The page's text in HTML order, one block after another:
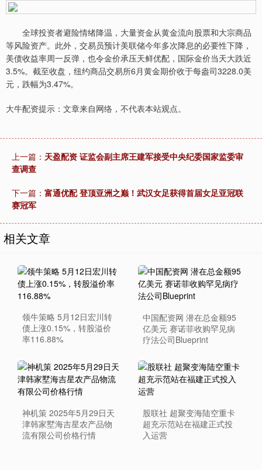
全球投资者避险情绪降温，大量资金从黄金流向股票和大宗商品
等风险资产。此外，交易员预计美联储今年多次降息的必要性下降，
美债收益率周一反弹，也令金价承压天鲜优配，国际金价当天大跌近
3.5%。截至收盘，纽约商品交易所6月黄金期价收于每盎司3228.0美
元，跌幅为3.47%。
大牛配资提示：文章来自网络，不代表本站观点。
上一篇： 天盈配资 证监会副主席王建军接受中央纪委国家监委审
查调查
下一篇： 富通优配 登顶亚洲之巅！武汉女足获得首届女足亚冠联
赛冠军
相关文章
领牛策略 5月12日宏川转
债上涨0.15%，转股溢价
率116.88%
中国配资网 潜在总金额95
亿美元 赛诺菲收购罕见病
疗法公司Blueprint
神机策 2025年5月29日天
津韩家墅海吉星农产品物
流有限公司价格行情
股联社 超聚变海陆空重卡
超充示范站在福建正式投
入运营